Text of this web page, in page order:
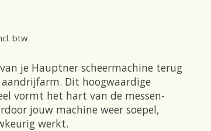
btw
je Hauptner scheermachine terug
Dit hoogwaardige
vormt het hart van de messen-
jouw machine weer soepel,
werkt.